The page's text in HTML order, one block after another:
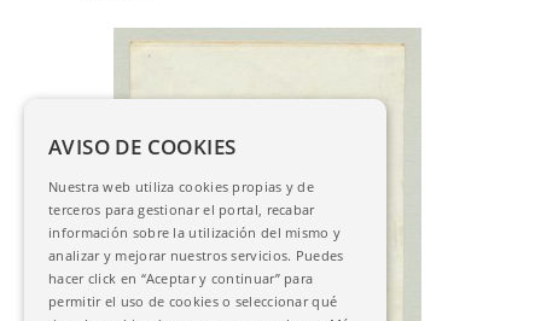
AVISO DE COOKIES
Nuestra web utiliza cookies propias y de
terceros para gestionar el portal, recabar
información sobre la utilización del mismo y
analizar y mejorar nuestros servicios. Puedes
hacer click en “Aceptar y continuar” para
permitir el uso de cookies o seleccionar qué